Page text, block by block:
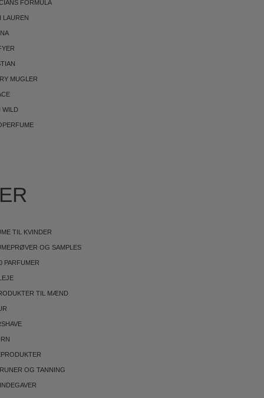
FORMULA
LAUREN
MUGLER
WILD
TIL KVINDER
OG SAMPLES
PARFUMER
TIL MÆND
OG TANNING